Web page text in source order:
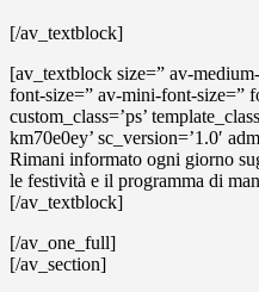
[/av_textblock]
[av_textblock size=” av-
font-size=” av-mini-font-size=”
custom_class=’ps’
km70e0ey’ sc_version=’1.0′
Rimani informato ogni giorno
le festività e il programma di
[/av_textblock]
[/av_one_full]
[/av_section]